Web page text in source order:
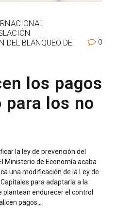
DEL BLANQUEO DE
0
los pagos
los no
la ley de prevención del
Ministerio de Economía acaba
una modificación de la Ley de
para adaptarla a la
plantean endurecer el control
pagos...